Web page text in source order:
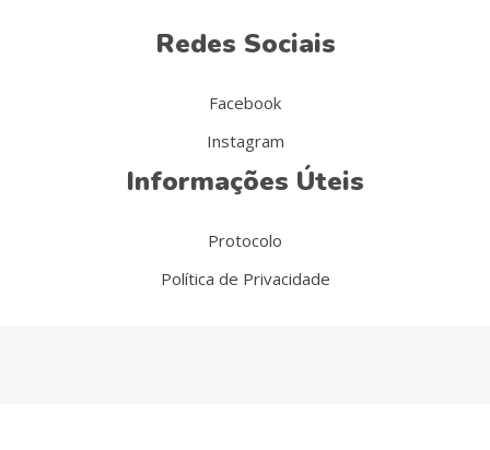
Redes Sociais
Facebook
Instagram
Informações Úteis
Protocolo
Política de Privacidade